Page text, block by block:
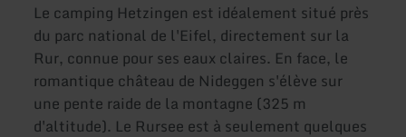
Le camping Hetzingen est idéalement situé près
du parc national de l'Eifel, directement sur la
Rur, connue pour ses eaux claires. En face, le
romantique château de Nideggen s'élève sur
une pente raide de la montagne (325 m
d'altitude). Le Rursee est à seulement quelques